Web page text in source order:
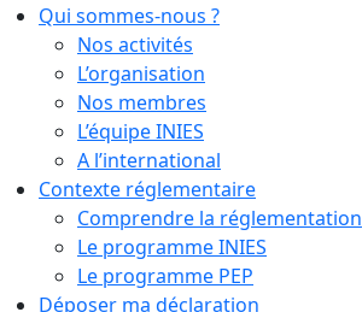
Qui sommes-nous ?
Nos activités
L’organisation
Nos membres
L’équipe INIES
A l’international
Contexte réglementaire
Comprendre la réglementation
Le programme INIES
Le programme PEP
Déposer ma déclaration